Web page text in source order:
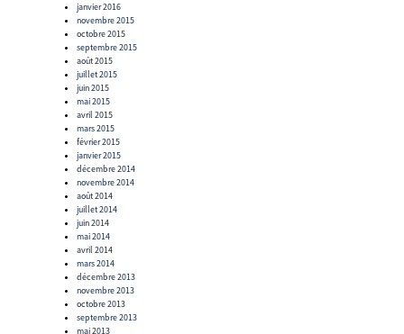
janvier 2016
novembre 2015
octobre 2015
septembre 2015
août 2015
juillet 2015
juin 2015
mai 2015
avril 2015
mars 2015
février 2015
janvier 2015
décembre 2014
novembre 2014
août 2014
juillet 2014
juin 2014
mai 2014
avril 2014
mars 2014
décembre 2013
novembre 2013
octobre 2013
septembre 2013
mai 2013